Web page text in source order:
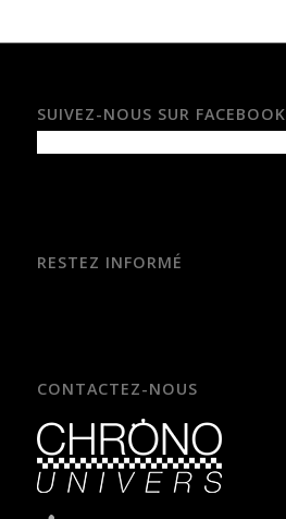
SUIVEZ-NOUS SUR FACEBOOK
RESTEZ INFORMÉ
CONTACTEZ-NOUS